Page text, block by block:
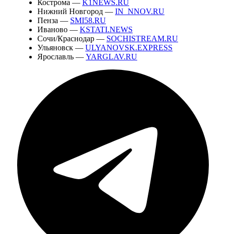
Кострома — K1NEWS.RU
Нижний Новгород — IN_NNOV.RU
Пенза — SMI58.RU
Иваново — KSTATI.NEWS
Сочи/Краснодар — SOCHISTREAM.RU
Ульяновск — ULYANOVSK.EXPRESS
Ярославль — YARGLAV.RU